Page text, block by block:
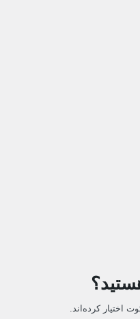
اختیار کرده‌اند.